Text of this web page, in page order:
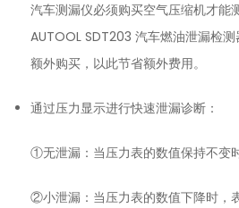
汽车测漏仪必须购买空气压缩机才能
AUTOOL SDT203 汽车燃油泄漏检
额外购买，以此节省额外费用。
通过压力显示进行快速泄漏诊断：
①无泄漏：当压力表的数值保持不变
②小泄漏：当压力表的数值下降时，